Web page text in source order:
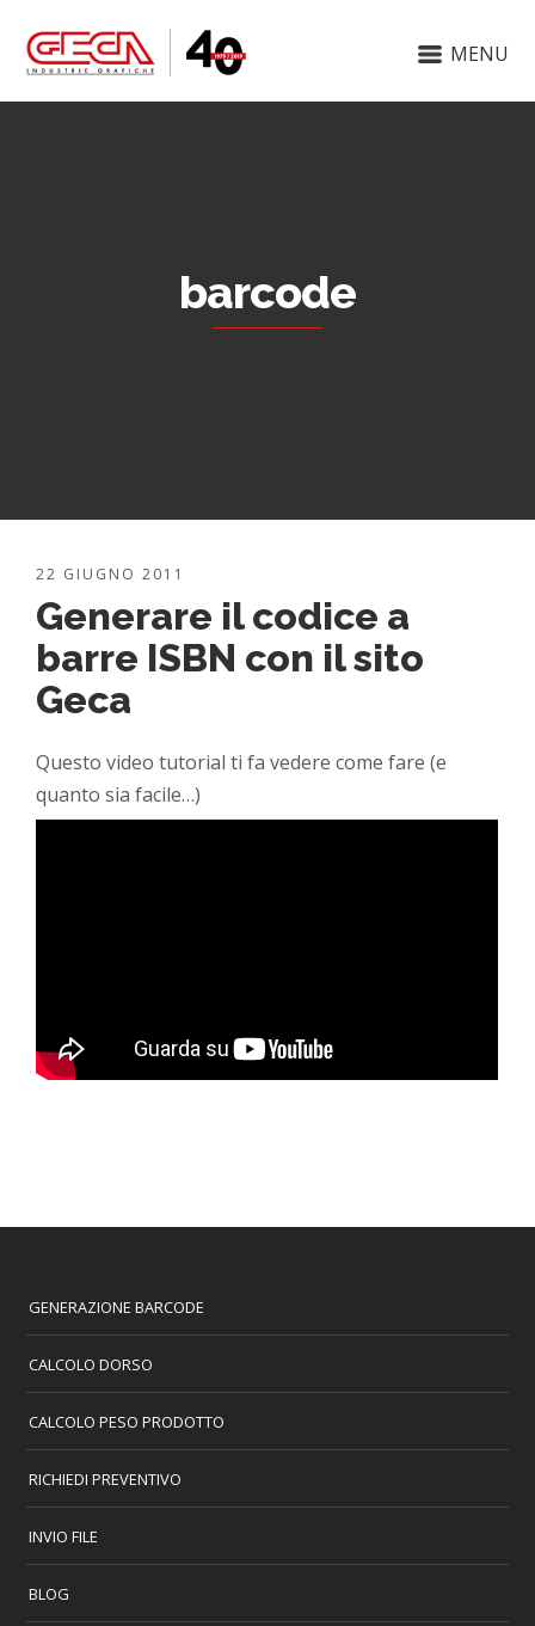
MENU
barcode
22 GIUGNO 2011
Generare il codice a
barre ISBN con il sito
Geca
Questo video tutorial ti fa vedere come fare (e
quanto sia facile…)
GENERAZIONE BARCODE
CALCOLO DORSO
CALCOLO PESO PRODOTTO
RICHIEDI PREVENTIVO
INVIO FILE
BLOG